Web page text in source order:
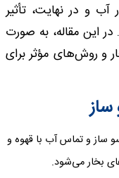
و در نهایت، تأثیر
این مقاله، به صورت
و روش‌های مؤثر برای
ساز
ساز و تماس آب با قهوه و
بخار می‌شود.